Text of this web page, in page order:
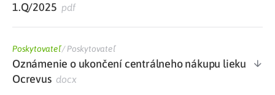
1.Q/2025 pdf
Poskytovateľ/Poskytovateľ
Oznámenie o ukončení centrálneho nákupu lieku
Ocrevusdocx